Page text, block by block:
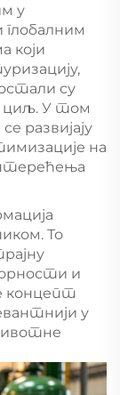
у
глобалним
који
су
циљ. У том
развијају
на
То
и
концепт
у